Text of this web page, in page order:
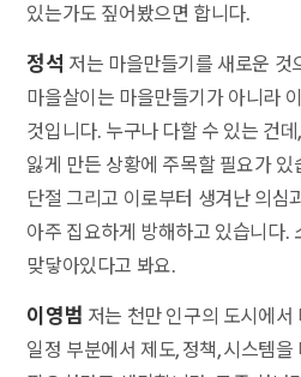
있는가도 짚어봤으면 합니다.
정석 저는 마을만들기를 새로운 것
마을살이는 마을만들기가 아니라
것입니다. 누구나 다할 수 있는 건
잃게 만든 상황에 주목할 필요가
단절 그리고 이로부터 생겨난 의심
아주 집요하게 방해하고 있습니다.
맞닿아있다고 봐요.
이영범 저는 천만 인구의 도시에서
일정 부분에서 제도, 정책, 시스템을